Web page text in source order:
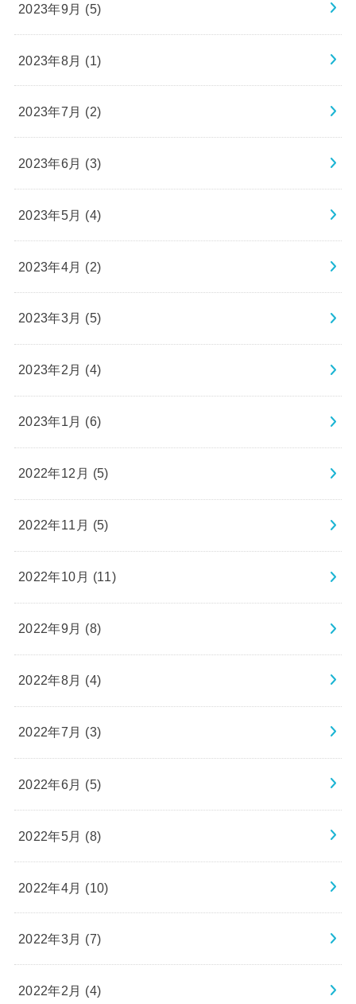
2023年9月 (5)
2023年8月 (1)
2023年7月 (2)
2023年6月 (3)
2023年5月 (4)
2023年4月 (2)
2023年3月 (5)
2023年2月 (4)
2023年1月 (6)
2022年12月 (5)
2022年11月 (5)
2022年10月 (11)
2022年9月 (8)
2022年8月 (4)
2022年7月 (3)
2022年6月 (5)
2022年5月 (8)
2022年4月 (10)
2022年3月 (7)
2022年2月 (4)